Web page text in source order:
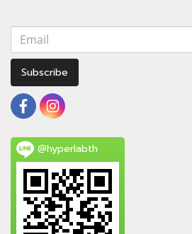
Subscribe
@hyperlabth